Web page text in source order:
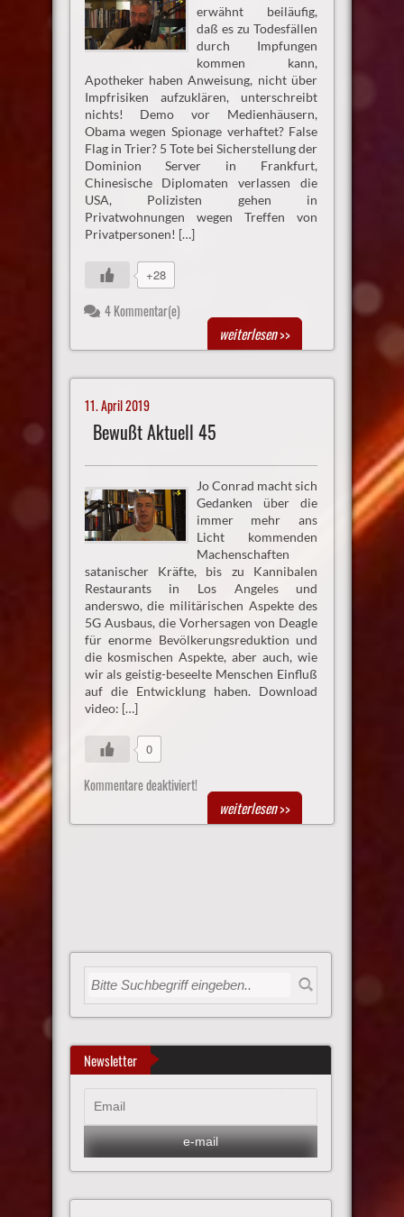
erwähnt beiläufig,
daß es zu Todesfällen
durch Impfungen
kommen kann,
Apotheker haben Anweisung, nicht über
Impfrisiken aufzuklären, unterschreibt
nichts! Demo vor Medienhäusern,
Obama wegen Spionage verhaftet? False
Flag in Trier? 5 Tote bei Sicherstellung der
Dominion Server in Frankfurt,
Chinesische Diplomaten verlassen die
USA, Polizisten gehen in
Privatwohnungen wegen Treffen von
Privatpersonen! […]
+28
4 Kommentar(e)
weiterlesen>>
11. April 2019
Bewußt Aktuell 45
Jo Conrad macht sich
Gedanken über die
immer mehr ans
Licht kommenden
Machenschaften
satanischer Kräfte, bis zu Kannibalen
Restaurants in Los Angeles und
anderswo, die militärischen Aspekte des
5G Ausbaus, die Vorhersagen von Deagle
für enorme Bevölkerungsreduktion und
die kosmischen Aspekte, aber auch, wie
wir als geistig-beseelte Menschen Einfluß
auf die Entwicklung haben. Download
video: […]
0
Kommentare deaktiviert!
weiterlesen>>
Newsletter